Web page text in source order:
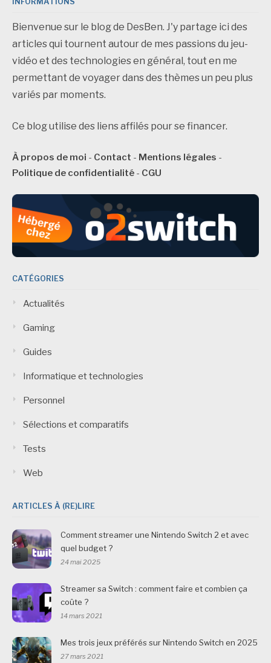
Bienvenue sur le blog de DesBen. J'y partage ici des
articles qui tournent autour de mes passions du jeu-
vidéo et des technologies en général, tout en me
permettant de voyager dans des thèmes un peu plus
variés par moments.
Ce blog utilise des liens affilés pour se financer.
À propos de moi - Contact - Mentions légales -
Politique de confidentialité - CGU
CATÉGORIES
Actualités
Gaming
Guides
Informatique et technologies
Personnel
Sélections et comparatifs
Tests
Web
ARTICLES À (RE)LIRE
Comment streamer une Nintendo Switch 2 et avec
quel budget ?
24 mai 2025
Streamer sa Switch : comment faire et combien ça
coûte ?
14 mars 2021
Mes trois jeux préférés sur Nintendo Switch en 2025
27 mars 2021